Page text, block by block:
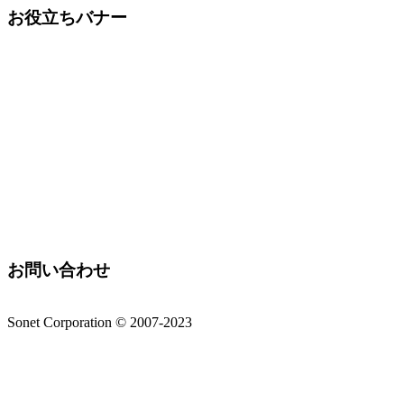
お役立ちバナー
お問い合わせ
Sonet Corporation © 2007-2023